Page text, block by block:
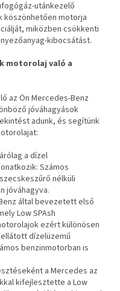
utánkezelő
köszönhetően motorja
miközben csökkenti
kibocsátást.
motorolaj való a
az Ön Mercedes-Benz
jóváhagyások
adunk, és segítünk
a dízel
Számos
nélküli
jóváhagyva.
által bevezetett első
Low SPAsh
ezért különösen
dízelüzemű
benzinmotorban is
a Mercedes az
kifejlesztette a Low